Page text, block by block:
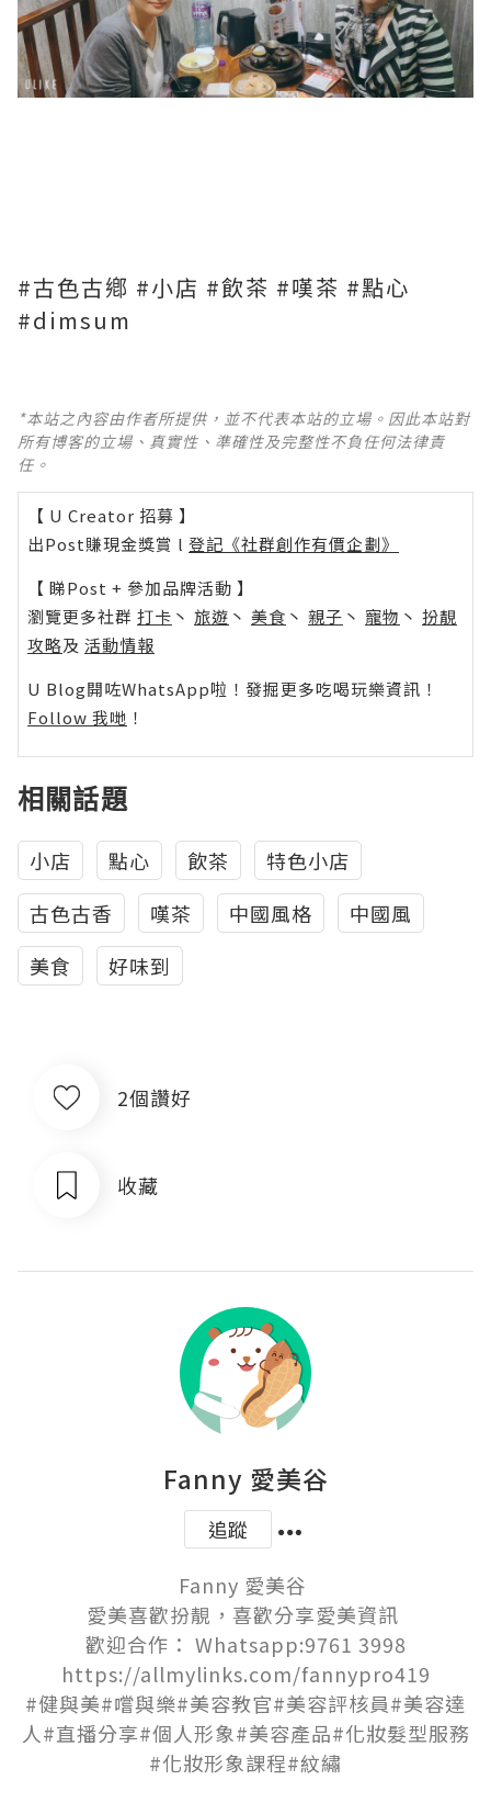
#古色古鄕 #小店 #飲茶 #嘆茶 #點心
#dimsum
*本站之內容由作者所提供，並不代表本站的立場。因此本站對
所有博客的立場、真實性、準確性及完整性不負任何法律責
任。
【 U Creator 招募 】
出Post賺現金獎賞 l 登記《社群創作有價企劃》
【 睇Post + 參加品牌活動 】
瀏覽更多社群 打卡 丶 旅遊 丶 美食 丶 親子 丶 寵物 丶 扮靚
攻略及 活動情報
U Blog開咗WhatsApp啦！發掘更多吃喝玩樂資訊！
Follow 我哋 ！
相關話題
小店 點心 飲茶
特色小店
古色古香
嘆茶 中國風格
中國風
美食
好味到
2個讚好
收藏
Fanny 愛美谷
追蹤
Fanny 愛美谷
愛美喜歡扮靚，喜歡分享愛美資訊
歡迎合作： Whatsapp:9761 3998
https://allmylinks.com/fannypro419
#健與美#嚐與樂#美容教官#美容評核員#美容達
人#直播分享#個人形象#美容產品#化妝髮型服務
#化妝形象課程#紋繡